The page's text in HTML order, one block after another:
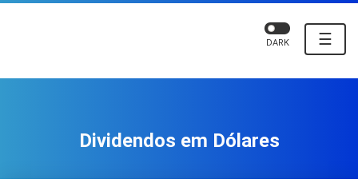
☰
DARK
Dividendos em Dólares